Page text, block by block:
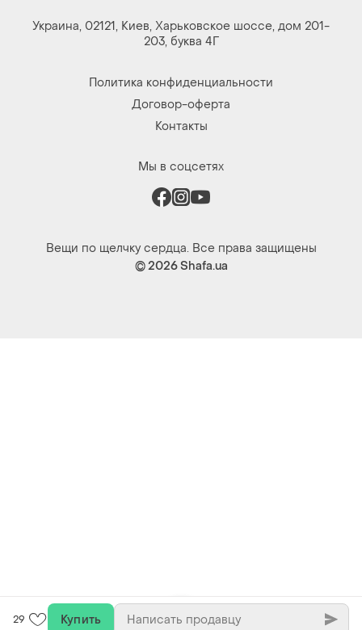
29 Купить
Украина, 02121, Киев, Харьковское шоссе, дом 201-
203, буква 4Г
Политика конфиденциальности
Договор-оферта
Контакты
Мы в соцсетях
Вещи по щелчку сердца. Все права защищены
© 2026Shafa.ua